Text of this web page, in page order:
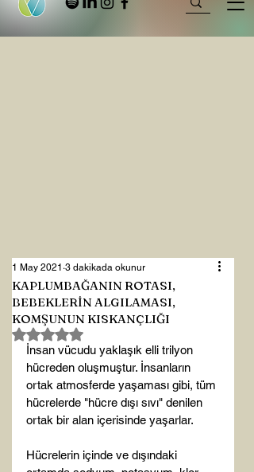
KAPLUMBAĞANIN ROTASI,
BEBEKLERİN ALGILAMASI,
KOMŞUNUN KISKANÇLIĞI
1 May 2021 3 dakikada okunur
5 üzerinden NaN yıldız
İnsan vücudu yaklaşık elli trilyon
hücreden oluşmuştur. İnsanların
ortak atmosferde yaşaması gibi, tüm
hücrelerde "hücre dışı sıvı" denilen
ortak bir alan içerisinde yaşarlar.
Hücrelerin içinde ve dışındaki